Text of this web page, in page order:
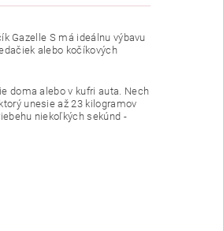
Gazelle S má ideálnu výbavu
alebo kočíkových
doma alebo v kufri auta. Nech
unesie až 23 kilogramov
niekoľkých sekúnd -